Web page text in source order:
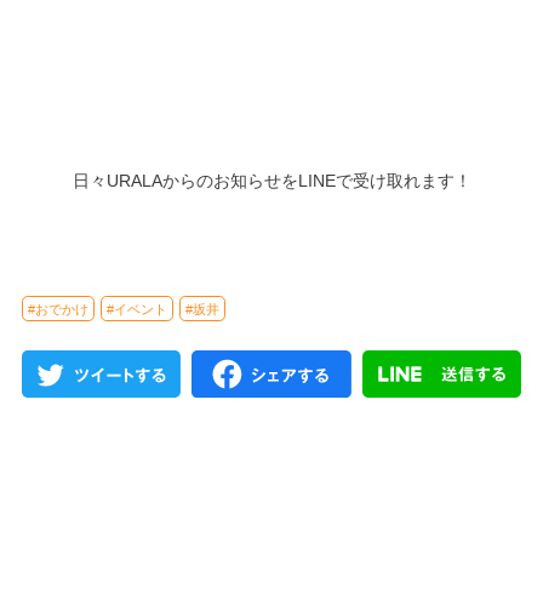
日々URALAからのお知らせをLINEで受け取れます！
#おでかけ #イベント #坂井